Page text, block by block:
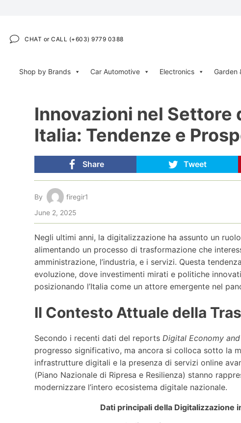
CHAT or CALL (+603) 9779 0388
Shop by Brands Car Automotive Electronics Garden
Innovazioni nel
Italia: Tendenze e
Share Tweet
By
firegir1
June 2, 2025
Negli ultimi anni, la digitalizzazione ha assunto un
alimentando un processo di trasformazione che
amministrazione, l’industria, e i servizi. Questa
evoluzione, dove investimenti mirati e politiche
posizionando l’Italia come un attore emergente nel
Il Contesto Attuale della
Secondo i recenti dati del reports Digital Economy
progresso significativo, ma ancora si colloca sotto la
infrastrutture digitali e la presenza di servizi online
(Piano Nazionale di Ripresa e Resilienza) stanno
modernizzare l’intero ecosistema digitale nazionale.
Dati principali della Digitalizzazione